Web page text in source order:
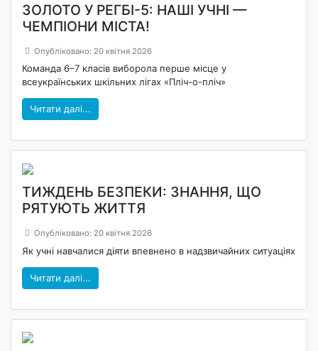
ЗОЛОТО У РЕГБІ-5: НАШІ УЧНІ —
ЧЕМПІОНИ МІСТА!
Опубліковано: 20 квітня 2026
Команда 6–7 класів виборола перше місце у
всеукраїнських шкільних лігах «Пліч-о-пліч»
Читати далі...
ТИЖДЕНЬ БЕЗПЕКИ: ЗНАННЯ, ЩО
РЯТУЮТЬ ЖИТТЯ
Опубліковано: 20 квітня 2026
Як учні навчалися діяти впевнено в надзвичайних ситуаціях
Читати далі...